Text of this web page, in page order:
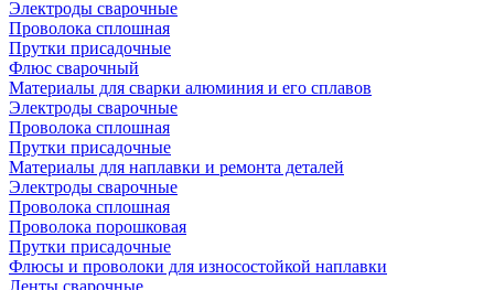
Электроды сварочные
Проволока сплошная
Прутки присадочные
Флюс сварочный
Материалы для сварки алюминия и его сплавов
Электроды сварочные
Проволока сплошная
Прутки присадочные
Материалы для наплавки и ремонта деталей
Электроды сварочные
Проволока сплошная
Проволока порошковая
Прутки присадочные
Флюсы и проволоки для износостойкой наплавки
Ленты сварочные